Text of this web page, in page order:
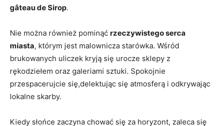
gâteau ‌de Sirop.
Nie można również pominąć rzeczywistego serca
miasta, którym jest malownicza starówka.‌ Wśród
brukowanych uliczek kryją się urocze⁢ sklepy z
rękodziełem oraz ⁢galeriami sztuki. Spokojnie
przespacerujcie się,delektując się atmosferą i odkrywając
lokalne skarby.
Kiedy słońce zaczyna chować ⁣się za‍ horyzont, zaleca się